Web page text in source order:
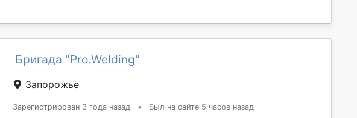
Бригада "Pro.Welding"
Запорожье
Зарегистрирован 3 года назад • Был на сайте 5 часов назад